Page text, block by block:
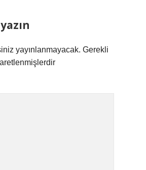
yayınlanmayacak. Gerekli